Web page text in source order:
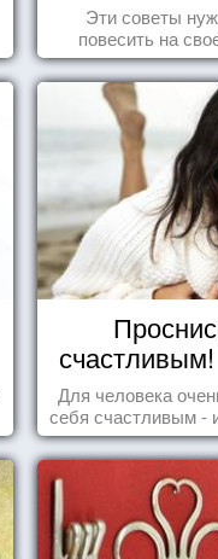
Эти советы
повесить на
радостей
Для человека
себя счастливым -
дарит позитивные
каждый день в